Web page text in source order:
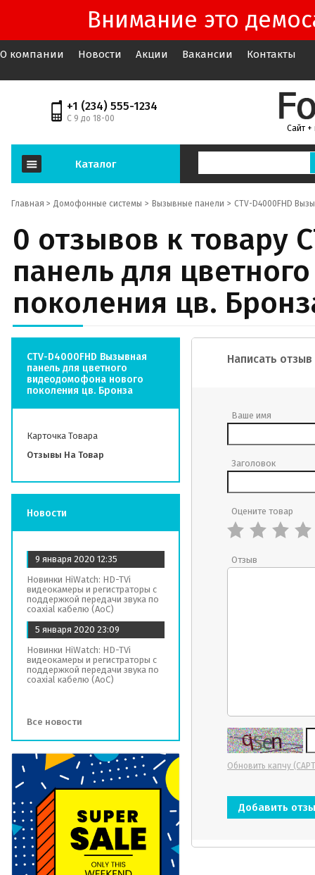
Внимание это
О компании Новости Акции Вакансии Контакты
+1 (234) 555-1234
С 9 до 18-00
Сайт +
Каталог
Главная > Домофонные системы Вызывные панели CTV-D4000FHD
0 отзывов к товару
панель для
поколения цв.
CTV-D4000FHD Вызывная
панель для цветного
видеодомофона нового
поколения цв. Бронза
Карточка Товара
Отзывы На Товар
Новости
9 января 2020 12:35
Новинки HiWatch: HD-TVi
видеокамеры и регистраторы с
поддержкой передачи звука по
coaxial кабелю (AoC)
5 января 2020 23:09
Новинки HiWatch: HD-TVi
видеокамеры и регистраторы с
поддержкой передачи звука по
coaxial кабелю (AoC)
Все новости
Написать отзыв
Ваше имя
Заголовок
Оцените товар
Отзыв
Обновить капчу